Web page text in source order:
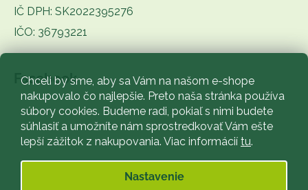
Chceli by sme, aby sa Vám na našom e-shope
nakupovalo čo najlepšie. Preto naša stránka používa
súbory cookies. Budeme radi, pokiaľ s nimi budete
súhlasiť a umožníte nám sprostredkovať Vám ešte
lepší zážitok z nakupovania. Viac informácií tu.
Nastavenie
IČ DPH: SK2022395276
IČO: 36793221
Facebook